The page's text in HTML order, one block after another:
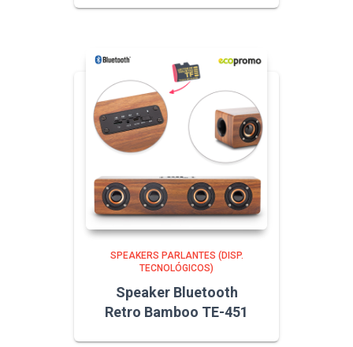
SPEAKERS PARLANTES (DISP.
TECNOLÓGICOS)
Speaker Bluetooth
Retro Bamboo TE-451